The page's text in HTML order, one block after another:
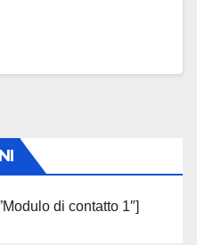
di contatto 1″]